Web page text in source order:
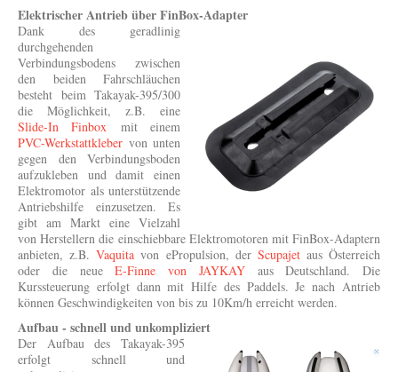
Elektrischer Antrieb über FinBox-Adapter
Dank des geradlinig
durchgehenden
Verbindungsbodens zwischen
den beiden Fahrschläuchen
besteht beim Takayak-395/300
die Möglichkeit, z.B. eine
Slide-In Finbox mit einem
PVC-Werkstattkleber von unten
gegen den Verbindungsboden
aufzukleben und damit einen
Elektromotor als unterstützende
Antriebshilfe einzusetzen. Es
gibt am Markt eine Vielzahl
von Herstellern die einschiebbare Elektromotoren mit FinBox-Adaptern
anbieten, z.B.Vaquita von ePropulsion, der Scupajetaus Österreich
oder die neueE-Finne von JAYKAYaus Deutschland. Die
Kurssteuerung erfolgt dann mit Hilfe des Paddels. Je nach Antrieb
können Geschwindigkeiten von bis zu 10Km/h erreicht werden.
Aufbau - schnell und unkompliziert
Der Aufbau des Takayak-395
erfolgt schnell und